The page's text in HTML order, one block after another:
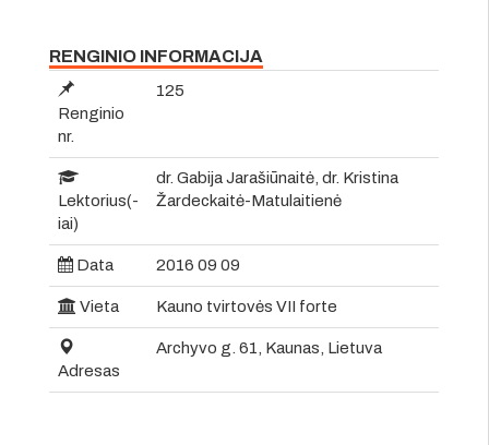
RENGINIO INFORMACIJA
Renginio
nr.
125
Lektorius(-
iai)
dr. Gabija Jarašiūnaitė, dr. Kristina
Žardeckaitė-Matulaitienė
Data 2016 09 09
Vieta Kauno tvirtovės VII forte
Adresas
Archyvo g. 61, Kaunas, Lietuva